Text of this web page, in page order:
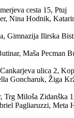
cesta 15, Ptuj
Nina Hodnik,
Gimnazija Ilirska
Maša Pecman
Cankarjeva ulica 2,
Goncharuk, Žiga
Trg Miloša Zidanška
Pagliaruzzi, Meta